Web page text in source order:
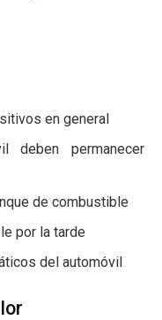
en general
deben permanecer
de combustible
por la tarde
del automóvil